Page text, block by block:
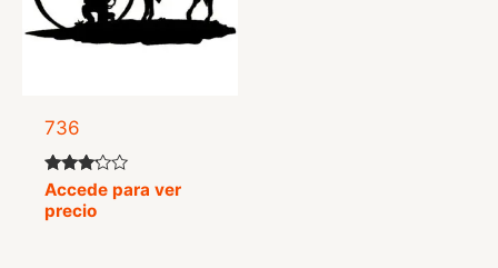
736
Valorado
con
3.00
Accede para ver
precio